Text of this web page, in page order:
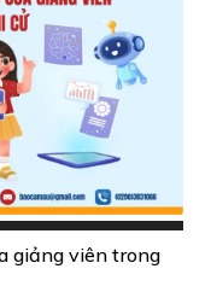
giảng viên trong